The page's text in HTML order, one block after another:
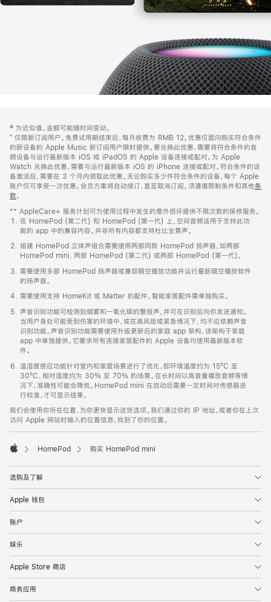
页
页
脚
注
‡ 为近似值。金额可能随时间变动。
⁺ 仅限新订阅用户。免费试用期结束后，每月收费为 RMB 12。优惠仅面向购买符合条件
的新设备的 Apple Music 新订阅用户限时提供。要兑换此优惠，需要将符合条件的音
频设备与运行最新版本 iOS 或 iPadOS 的 Apple 设备连接或配对。为 Apple
Watch 兑换此优惠，需要与运行最新版本 iOS 的 iPhone 连接或配对。符合条件的设
备激活后，需要在 3 个月内领取此优惠。无论购买多少件符合条件的设备，每个 Apple
账户仅可享受一次优惠。会员方案将自动续订，直至取消订阅。须遵循限制条件和其他条
款。
窗
口
中
打
开)
** AppleCare+ 服务计划可为使用过程中发生的意外损坏提供不限次数的保修服务。
在 HomePod (第二代) 和 HomePod (第一代) 上，空间音频适用于支持此功
能的 app 中的兼容内容。并非所有内容都支持杜比全景声。
组建 HomePod 立体声组合需要使用两部同款 HomePod 扬声器，如两部
HomePod mini、两部 HomePod (第二代) 或两部 HomePod (第一代)。
需要使用多部 HomePod 扬声器或兼容隔空播放功能并运行最新隔空播放软件
的扬声器。
需要使用支持 HomeKit 或 Matter 的配件。智能家居配件需单独购买。
声音识别功能可检测到烟雾和一氧化碳的警报声，并可在识别后向你发送通知。
当用户身处可能受到伤害的环境中，或在高风险或紧急情况下，均不应依赖声音
识别功能。声音识别功能需要使用升级更新后的家庭 app 架构，该架构于家庭
app 中单独提供。它要求所有连接家居配件的 Apple 设备均使用最新版本软
件。
温湿度感应功能针对室内和家居场景进行了优化，即环境温度约为 15ºC 至
30ºC、相对湿度约为 30% 至 70% 的场景。在长时间以高音量播放音频等情
况下，准确性可能会降低。HomePod mini 在启动后需要一定时间对传感器进
行校准，才可显示结果。
我们会使用你所在位置，为你更快显示送货选项。我们通过你的 IP 地址，或者你在上次
访问 Apple 网站时输入的位置信息，找到了你的位置。
HomePod 购买 HomePod mini
选购及了解
Apple 钱包
账户
娱乐
Apple Store 商店
商务应用